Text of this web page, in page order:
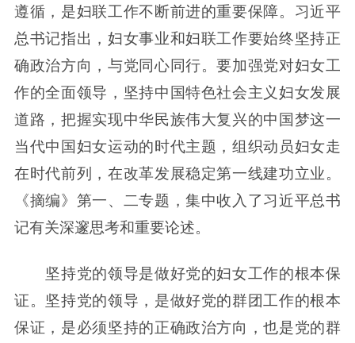
遵循，是妇联工作不断前进的重要保障。习近平
总书记指出，妇女事业和妇联工作要始终坚持正
确政治方向，与党同心同行。要加强党对妇女工
作的全面领导，坚持中国特色社会主义妇女发展
道路，把握实现中华民族伟大复兴的中国梦这一
当代中国妇女运动的时代主题，组织动员妇女走
在时代前列，在改革发展稳定第一线建功立业。
《摘编》第一、二专题，集中收入了习近平总书
记有关深邃思考和重要论述。
坚持党的领导是做好党的妇女工作的根本保
证。坚持党的领导，是做好党的群团工作的根本
保证，是必须坚持的正确政治方向，也是党的群